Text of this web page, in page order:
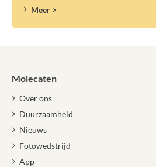
Meer >
Molecaten
Over ons
Duurzaamheid
Nieuws
Fotowedstrijd
App